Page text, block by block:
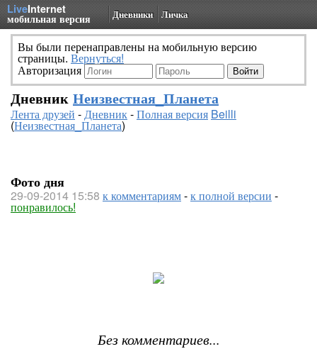
LiveInternet
мобильная версия Дневники Личка
Вы были перенаправлены на мобильную версию
страницы. Вернуться!
Авторизация
Дневник Неизвестная_Планета
Лента друзей -Дневник-Полная версия Beilli
(Неизвестная_Планета)
Фото дня
29-09-2014 15:58 к комментариям-к полной версии -
понравилось!
Без комментариев...